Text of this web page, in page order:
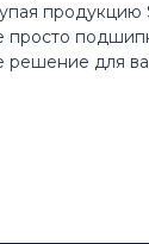
продукцию
просто
решение для